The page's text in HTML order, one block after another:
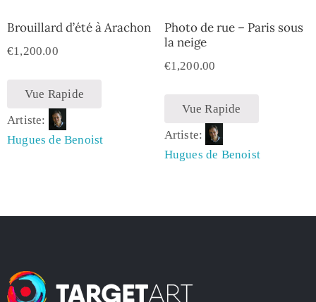
Brouillard d’été à Arachon
€1,200.00
Vue Rapide
Artiste:
Hugues de Benoist
Photo de rue – Paris sous
la neige
€1,200.00
Vue Rapide
Artiste:
Hugues de Benoist